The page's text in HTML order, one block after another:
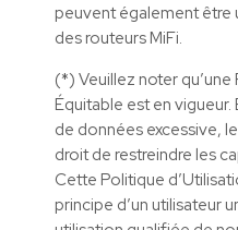
peuvent également être
des routeurs MiFi.
(*) Veuillez noter
Équitable est en
de données excessive,
droit de restreindre les
Cette Politique
principe d’un utilisateur